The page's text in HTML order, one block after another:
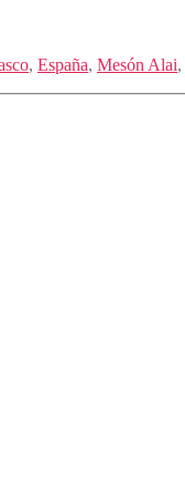
, España, Mesón Alai,